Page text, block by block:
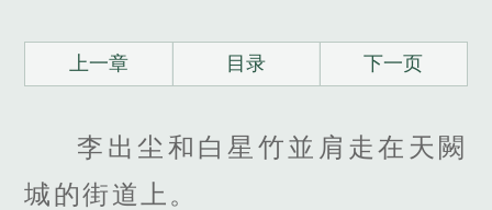
上一章 目录 下一页
李出尘和白星竹並肩走在天闕
城的街道上。